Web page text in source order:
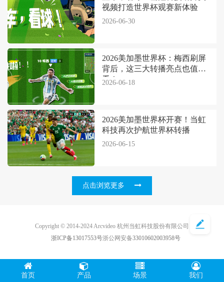
视频打造世界杯观赛新体验
2026-06-30
2026美加墨世界杯：梅西刷屏
背后，这三大转播亮点也值得
看！
2026-06-18
2026美加墨世界杯开赛！当虹
科技再次护航世界杯转播
2026-06-15
点击浏览更多
Copyright © 2014-2024 Arcvideo 杭州当虹科技股份有限公司
浙ICP备13017553号浙公网安备33010602003958号
首页 产品 场景 我们